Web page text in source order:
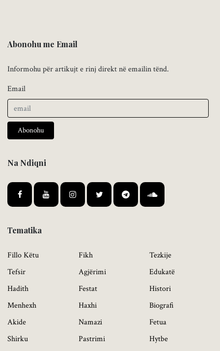
Abonohu me Email
Informohu për artikujt e rinj direkt në emailin tënd.
Email
Abonohu
Na Ndiqni
Tematika
Fillo Këtu
Tefsir
Hadith
Menhexh
Akide
Shirku
Fikh
Agjërimi
Festat
Haxhi
Namazi
Pastrimi
Tezkije
Edukatë
Histori
Biografi
Fetua
Hytbe